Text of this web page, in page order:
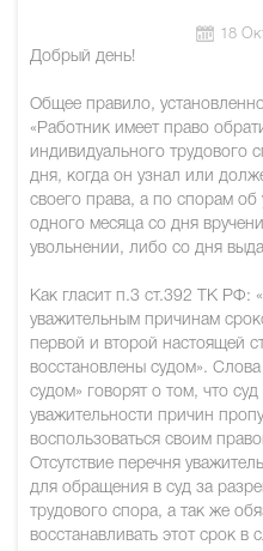
18
Добрый день!
Общее правило,
«Работник имеет право
индивидуального трудового
дня, когда он узнал или
своего права, а по спорам
одного месяца со дня
увольнении, либо со дня
Как гласит п.3 ст.392 ТК РФ:
уважительным причинам
первой и второй настоящей
восстановлены судом».
судом» говорят о том, что
уважительности причин
воспользоваться своим
Отсутствие перечня
для обращения в суд за
трудового спора, а так же
восстанавливать этот срок в